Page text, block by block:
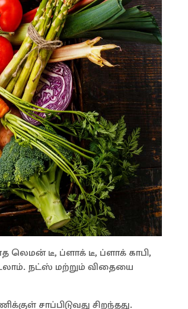
லெமன் டீ, ப்ளாக் டீ, ப்ளாக் காபி,
நட்ஸ் மற்றும் விதையை
சாப்பிடுவது சிறந்தது.